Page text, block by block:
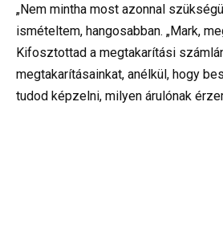
„Nem mintha most azonnal
ismételtem, hangosabban. „Mark,
Kifosztottad a megtakarítási
megtakarításainkat, anélkül, hogy
tudod képzelni, milyen árulónak